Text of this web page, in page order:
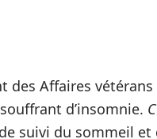
Affaires vétérans
d’insomnie.
suivi du sommeil et